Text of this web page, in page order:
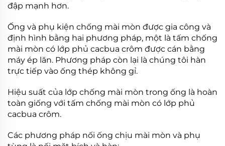
đập mạnh hơn.
Ống và phụ kiện chống mài mòn được gia công và
định hình bằng hai phương pháp, một là tấm chống
mài mòn có lớp phủ cacbua crôm được cán bằng
máy ép lăn. Phương pháp còn lại là chúng tôi hàn
trực tiếp vào ống thép không gỉ.
Hiệu suất của lớp chống mài mòn trong ống là hoàn
toàn giống với tấm chống mài mòn có lớp phủ
cacbua crôm.
Các phương pháp nối ống chịu mài mòn và phụ